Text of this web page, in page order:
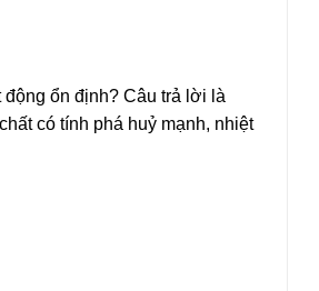
ổn định? Câu trả lời là
có tính phá huỷ mạnh, nhiệt